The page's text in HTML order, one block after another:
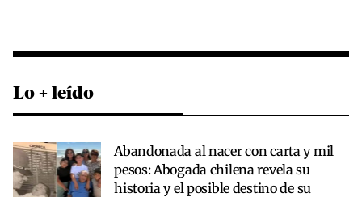
Lo + leído
Abandonada al nacer con carta y mil
pesos: Abogada chilena revela su
historia y el posible destino de su